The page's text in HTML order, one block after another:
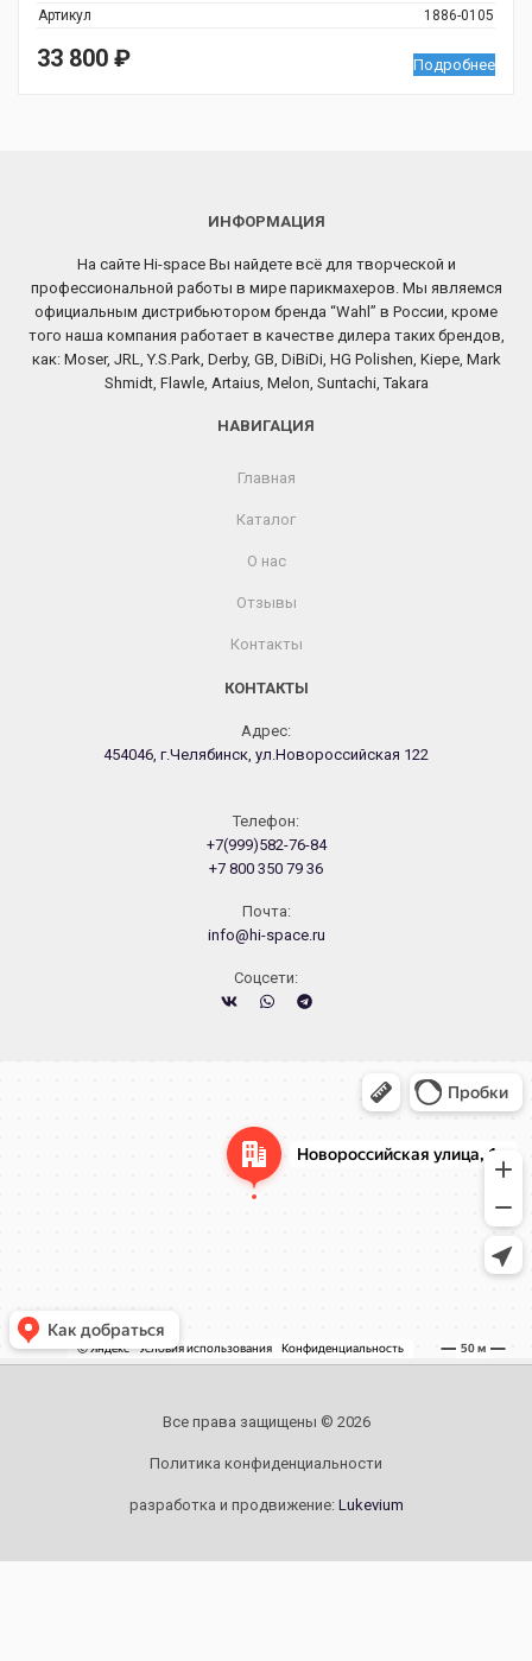
Артикул
1886-0105
33 800 ₽ Подробнее
ИНФОРМАЦИЯ
На сайте Hi-space Вы найдете всё для творческой и
профессиональной работы в мире парикмахеров. Мы являемся
официальным дистрибьютором бренда “Wahl” в России, кроме
того наша компания работает в качестве дилера таких брендов,
как: Moser, JRL, Y.S.Park, Derby, GB, DiBiDi, HG Polishen, Kiepe, Mark
Shmidt, Flawle, Artaius, Melon, Suntachi, Takara
НАВИГАЦИЯ
Главная
Каталог
О нас
Отзывы
Контакты
КОНТАКТЫ
Адрес:
454046, г.Челябинск, ул.Новороссийская 122
Телефон:
+7(999)582-76-84
+7 800 350 79 36
Почта:
info@hi-space.ru
Cоцсети:
Все права защищены © 2026
Политика конфиденциальности
разработка и продвижение: Lukevium